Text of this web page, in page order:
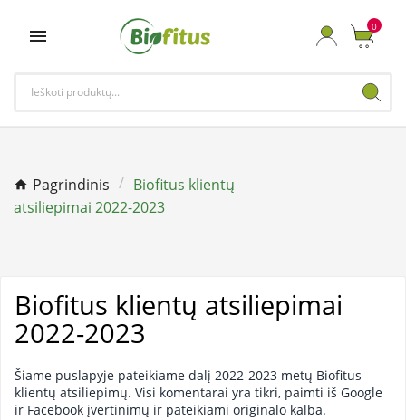
 0
Pagrindinis
Biofitus klientų
atsiliepimai 2022-2023
Biofitus klientų atsiliepimai
2022-2023
Šiame puslapyje pateikiame dalį 2022-2023 metų Biofitus
klientų atsiliepimų. Visi komentarai yra tikri, paimti iš Google
ir Facebook įvertinimų ir pateikiami originalo kalba.